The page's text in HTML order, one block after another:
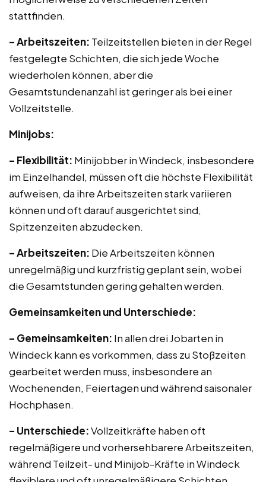
stattfinden.
– Arbeitszeiten: Teilzeitstellen bieten in der Regel
festgelegte Schichten, die sich jede Woche
wiederholen können, aber die
Gesamtstundenanzahl ist geringer als bei einer
Vollzeitstelle.
Minijobs:
– Flexibilität: Minijobber in Windeck, insbesondere
im Einzelhandel, müssen oft die höchste Flexibilität
aufweisen, da ihre Arbeitszeiten stark variieren
können und oft darauf ausgerichtet sind,
Spitzenzeiten abzudecken.
– Arbeitszeiten: Die Arbeitszeiten können
unregelmäßig und kurzfristig geplant sein, wobei
die Gesamtstunden gering gehalten werden.
Gemeinsamkeiten und Unterschiede:
– Gemeinsamkeiten: In allen drei Jobarten in
Windeck kann es vorkommen, dass zu Stoßzeiten
gearbeitet werden muss, insbesondere an
Wochenenden, Feiertagen und während saisonaler
Hochphasen.
– Unterschiede:Vollzeitkräfte haben oft
regelmäßigere und vorhersehbarere Arbeitszeiten,
während Teilzeit- und Minijob-Kräfte in Windeck